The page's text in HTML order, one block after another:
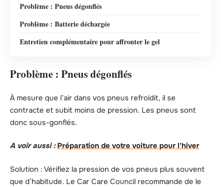
Problème : Pneus dégonflés
Problème : Batterie déchargée
Entretien complémentaire pour affronter le gel
Problème : Pneus dégonflés
À mesure que l’air dans vos pneus refroidit, il se
contracte et subit moins de pression. Les pneus sont
donc sous-gonflés.
A voir aussi : Préparation de votre voiture pour l'hiver
Solution : Vérifiez la pression de vos pneus plus souvent
que d’habitude. Le Car Care Council recommande de le